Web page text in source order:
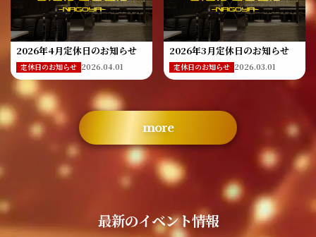
2026年4月定休日のお知らせ
定休日のお知らせ 2026.04.01
2026年3月定休日のお知らせ
定休日のお知らせ 2026.03.01
more
最新のイベント情報